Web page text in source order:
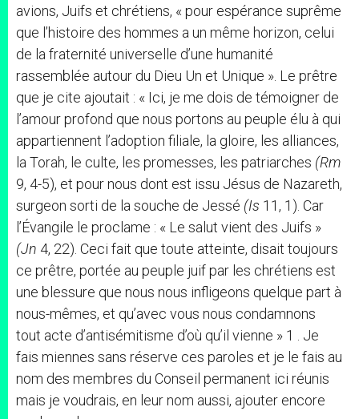
avions, Juifs et chrétiens, « pour espérance suprême
que l’histoire des hommes a un même horizon, celui
de la fraternité universelle d’une humanité
rassemblée autour du Dieu Un et Unique ». Le prêtre
que je cite ajoutait : « Ici, je me dois de témoigner de
l’amour profond que nous portons au peuple élu à qui
appartiennent l’adoption filiale, la gloire, les alliances,
la Torah, le culte, les promesses, les patriarches (Rm
9, 4-5), et pour nous dont est issu Jésus de Nazareth,
surgeon sorti de la souche de Jessé (Is 11, 1). Car
l’Évangile le proclame : « Le salut vient des Juifs »
(Jn 4, 22). Ceci fait que toute atteinte, disait toujours
ce prêtre, portée au peuple juif par les chrétiens est
une blessure que nous nous infligeons quelque part à
nous-mêmes, et qu’avec vous nous condamnons
tout acte d’antisémitisme d’où qu’il vienne » 1 . Je
fais miennes sans réserve ces paroles et je le fais au
nom des membres du Conseil permanent ici réunis
mais je voudrais, en leur nom aussi, ajouter encore